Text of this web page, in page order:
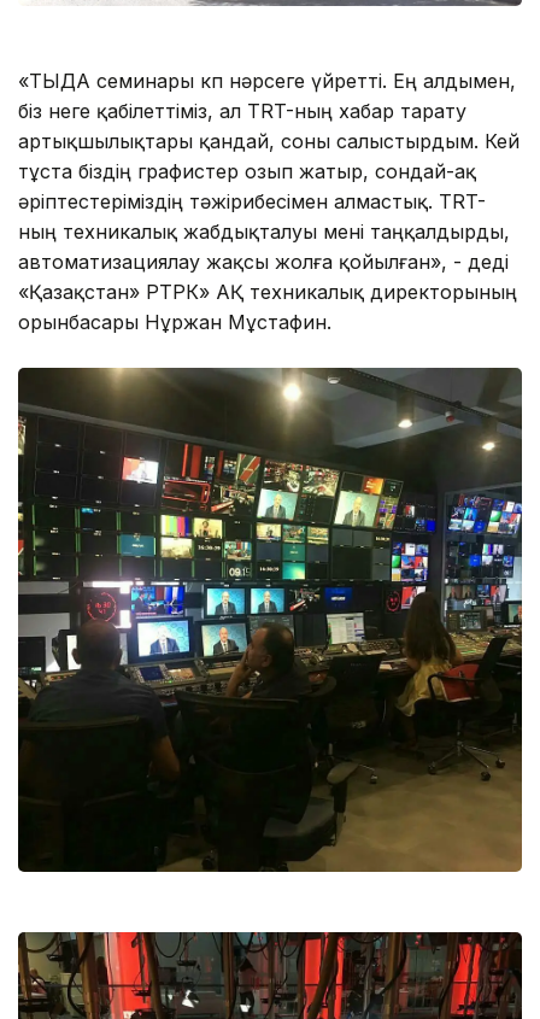
«ТЫДА семинары көп нәрсеге үйретті. Ең алдымен,
біз неге қабілеттіміз, ал TRT-ның хабар тарату
артықшылықтары қандай, соны салыстырдым. Кей
тұста біздің графистер озып жатыр, сондай-ақ
әріптестеріміздің тәжірибесімен алмастық. TRT-
ның техникалық жабдықталуы мені таңқалдырды,
автоматизациялау жақсы жолға қойылған», - деді
«Қазақстан» РТРК» АҚ техникалық директорының
орынбасары Нұржан Мұстафин.